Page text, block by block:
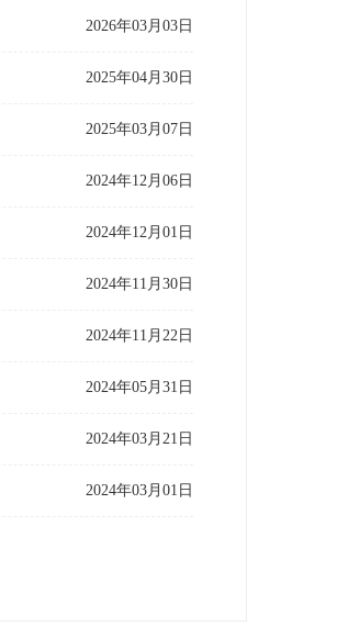
2026年03月03日
2025年04月30日
2025年03月07日
2024年12月06日
2024年12月01日
2024年11月30日
2024年11月22日
2024年05月31日
2024年03月21日
2024年03月01日